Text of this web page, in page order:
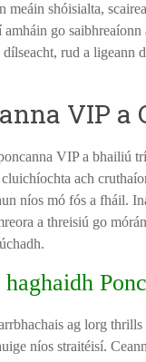
meáin shóisialta,
go
rud a
VIP a
VIP a bhailiú
ach
níos mó fós a fháil.
a threisiú go
ag lorg
níos straitéisí.